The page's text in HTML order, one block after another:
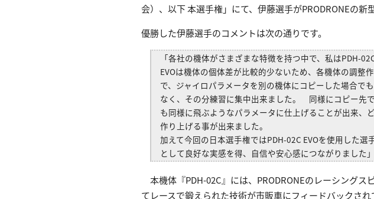
会）、以下 本選手権」にて、伊藤選手がPRODRONEの新
優勝した伊藤選手のコメントは次の通りです。
「各社の機体がさまざまな特徴を持つ中で、私はPDH-
EVOは機体の個体差が比較的少ないため、各機体の調整
で、ジャイロパラメータを別の機体にコピーした場合で
なく、その分練習に集中出来ました。 同様にコピー先
も同様に飛ぶようなパラメータに仕上げることが出来、
作り上げる事が出来ました。
加えて今回の日本選手権ではPDH-02C EVOを使用した
として良好な実感を得、自信や安心感につながりました」
本機体『PDH-02C』には、PRODRONEのレーシング
てレースで鍛えられた技術が市販車にフィードバックさ